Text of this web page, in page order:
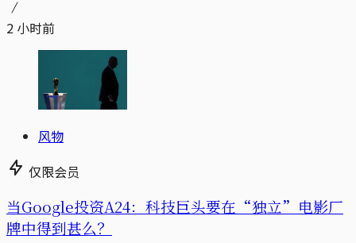
2 小时前
风物
仅限会员
当Google投资A24：科技巨头要在“独立”电影厂
牌中得到甚么？